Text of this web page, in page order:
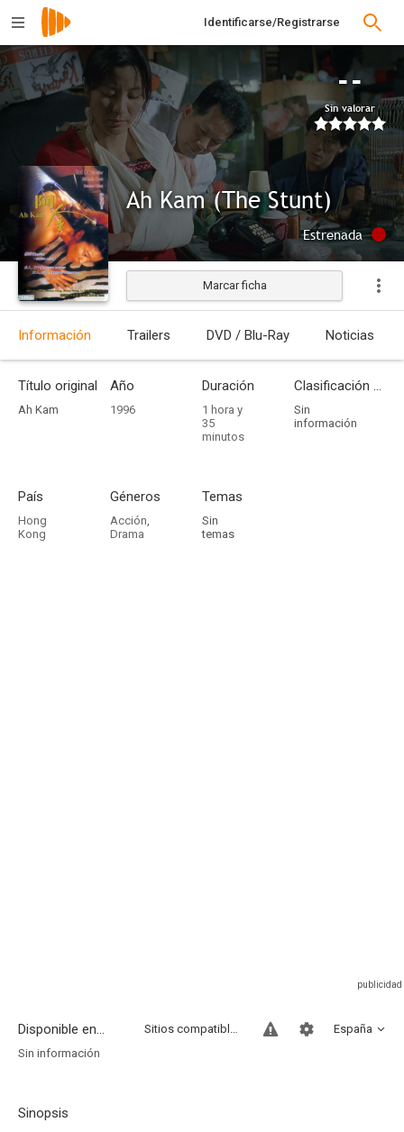
Identificarse/Registrarse
--
Sin valorar
Ah Kam (The Stunt)
Estrenada
Marcar ficha
Información Trailers DVD / Blu-Ray Noticias
Título original
Ah Kam
Año
1996
Duración
1 hora y
35
minutos
Clasificación por edades
Sin
información
País
Hong
Kong
Géneros
Acción,
Drama
Temas
Sin
temas
Disponible en... España
Sitios compatibles
Sin información
Sinopsis